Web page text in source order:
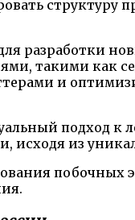
структуру
разработки
такими как
и
подход к
исходя из
побочных